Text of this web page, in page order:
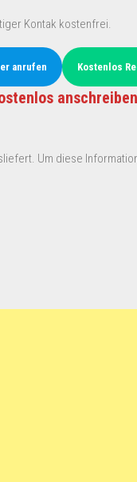
Kontak kostenfrei.
anrufen Kostenlos
Um diese